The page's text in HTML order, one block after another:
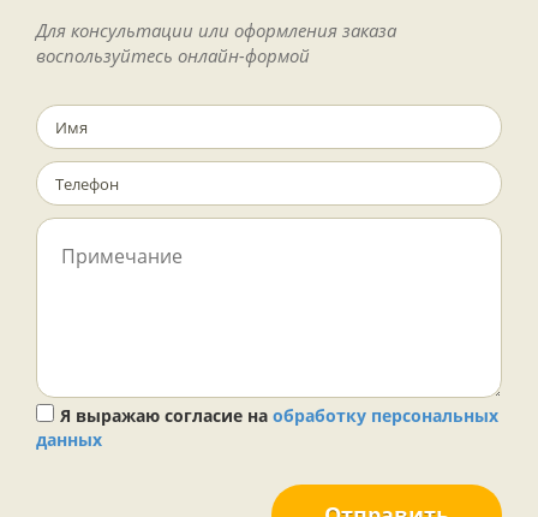
Для консультации или оформления заказа
воспользуйтесь онлайн-формой
Я выражаю согласие на обработку персональных
данных